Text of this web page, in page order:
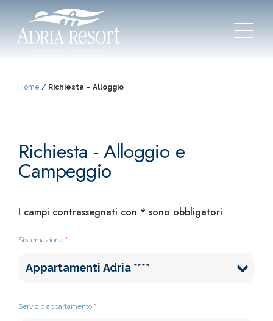
Home / Richiesta – Alloggio
Richiesta - Alloggio e
Campeggio
I campi contrassegnati con * sono obbligatori
Sistemazione *
Servizio appartamento *